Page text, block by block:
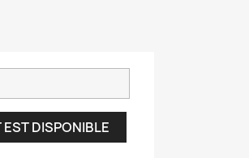
DISPONIBLE